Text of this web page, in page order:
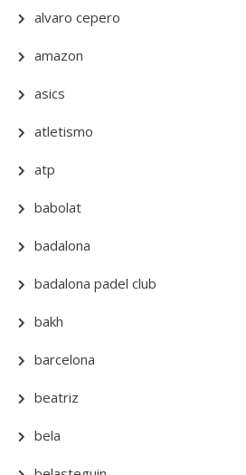
alvaro cepero
amazon
asics
atletismo
atp
babolat
badalona
badalona padel club
bakh
barcelona
beatriz
bela